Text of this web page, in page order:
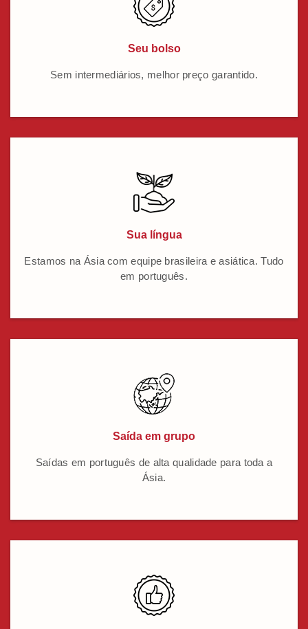
Seu bolso
Sem intermediários, melhor preço garantido.
Sua língua
Estamos na Ásia com equipe brasileira e asiática. Tudo
em português.
Saída em grupo
Saídas em português de alta qualidade para toda a
Ásia.